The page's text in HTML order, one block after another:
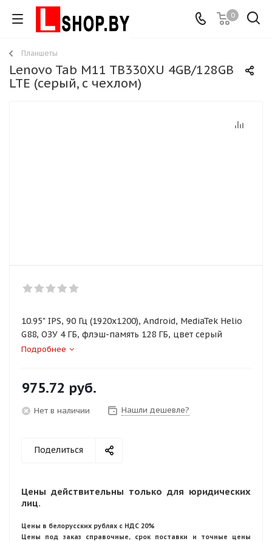
0
Планшеты
Lenovo Tab M11 TB330XU 4GB/128GB
LTE (серый, с чехлом)
10.95" IPS, 90 Гц (1920x1200), Android, MediaTek Helio
G88, ОЗУ 4 ГБ, флэш-память 128 ГБ, цвет серый
Подробнее
975.72 руб.
Нет в наличии Нашли дешевле?
Поделиться
Цены действительны только для юридических
лиц.
Цены в белорусских рублях с НДС 20%
Цены под заказ справочные, срок поставки и точные цены